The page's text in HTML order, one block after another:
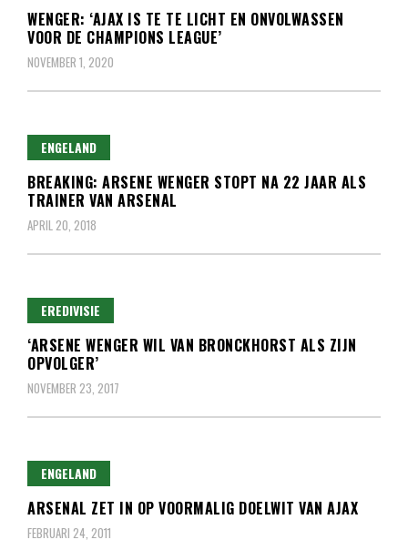
WENGER: ‘AJAX IS TE TE LICHT EN ONVOLWASSEN
VOOR DE CHAMPIONS LEAGUE’
NOVEMBER 1, 2020
ENGELAND
BREAKING: ARSENE WENGER STOPT NA 22 JAAR ALS
TRAINER VAN ARSENAL
APRIL 20, 2018
EREDIVISIE
‘ARSENE WENGER WIL VAN BRONCKHORST ALS ZIJN
OPVOLGER’
NOVEMBER 23, 2017
ENGELAND
ARSENAL ZET IN OP VOORMALIG DOELWIT VAN AJAX
FEBRUARI 24, 2011